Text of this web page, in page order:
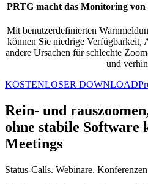
PRTG macht das Monitoring von
Mit benutzerdefinierten
können Sie niedrige Verfügbarkeit,
andere Ursachen für schlechte
und
KOSTENLOSER DOWNLOAD
Rein- und
ohne stabile Software
Meetings
Status-Calls. Webinare.